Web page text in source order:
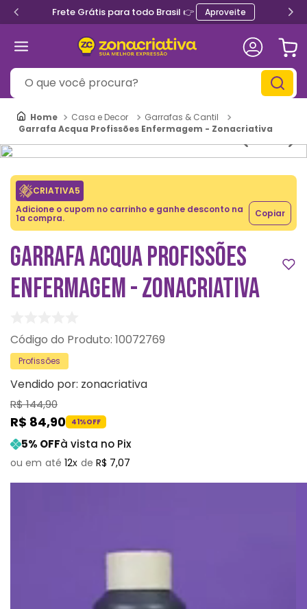
Frete Grátis para todo Brasil 👉 Aproveite
O que você procura?
Casa e Decor
Garrafas & Cantil
Garrafa Acqua Profissões Enfermagem - Zonacriativa
CRIATIVA5
Adicione o cupom no carrinho e ganhe desconto na
1a compra. Copiar
GARRAFA ACQUA PROFISSÕES
ENFERMAGEM - ZONACRIATIVA
: 10072769
Profissões
Vendido por: zonacriativa
R$144,90
R$ 84,90 41%OFF
5% OFFà vista no Pix
12 R$ 7,07